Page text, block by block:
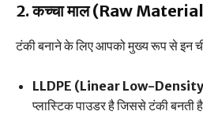
2. कच्चा माल (Raw
टंकी बनाने के लिए आपको मुख्य रूप से इन
LLDPE (Linear Low-
प्लास्टिक पाउडर है जिससे टंकी बनती